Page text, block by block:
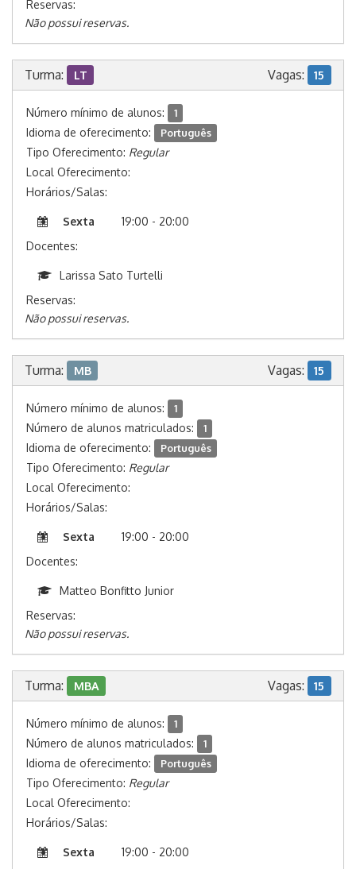
Reservas:
Não possui reservas.
Turma: LT Vagas: 15
Número mínimo de alunos: 1
Idioma de oferecimento: Português
Tipo Oferecimento: Regular
Local Oferecimento:
Horários/Salas:
Sexta
19:00 - 20:00
Docentes:
Larissa Sato Turtelli
Reservas:
Não possui reservas.
Turma: MB Vagas: 15
Número mínimo de alunos: 1
Número de alunos matriculados: 1
Idioma de oferecimento: Português
Tipo Oferecimento: Regular
Local Oferecimento:
Horários/Salas:
Sexta
19:00 - 20:00
Docentes:
Matteo Bonfitto Junior
Reservas:
Não possui reservas.
Turma: MBA Vagas: 15
Número mínimo de alunos: 1
Número de alunos matriculados: 1
Idioma de oferecimento: Português
Tipo Oferecimento: Regular
Local Oferecimento:
Horários/Salas:
Sexta
19:00 - 20:00